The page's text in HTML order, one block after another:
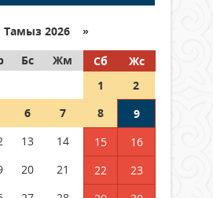
ж. 157
Қазақстан
қалай дауыс бере
2026 »
Бс Жм Сб
Жс
1
2
6 7 8
9
13 14 15
16
20 21 22
23